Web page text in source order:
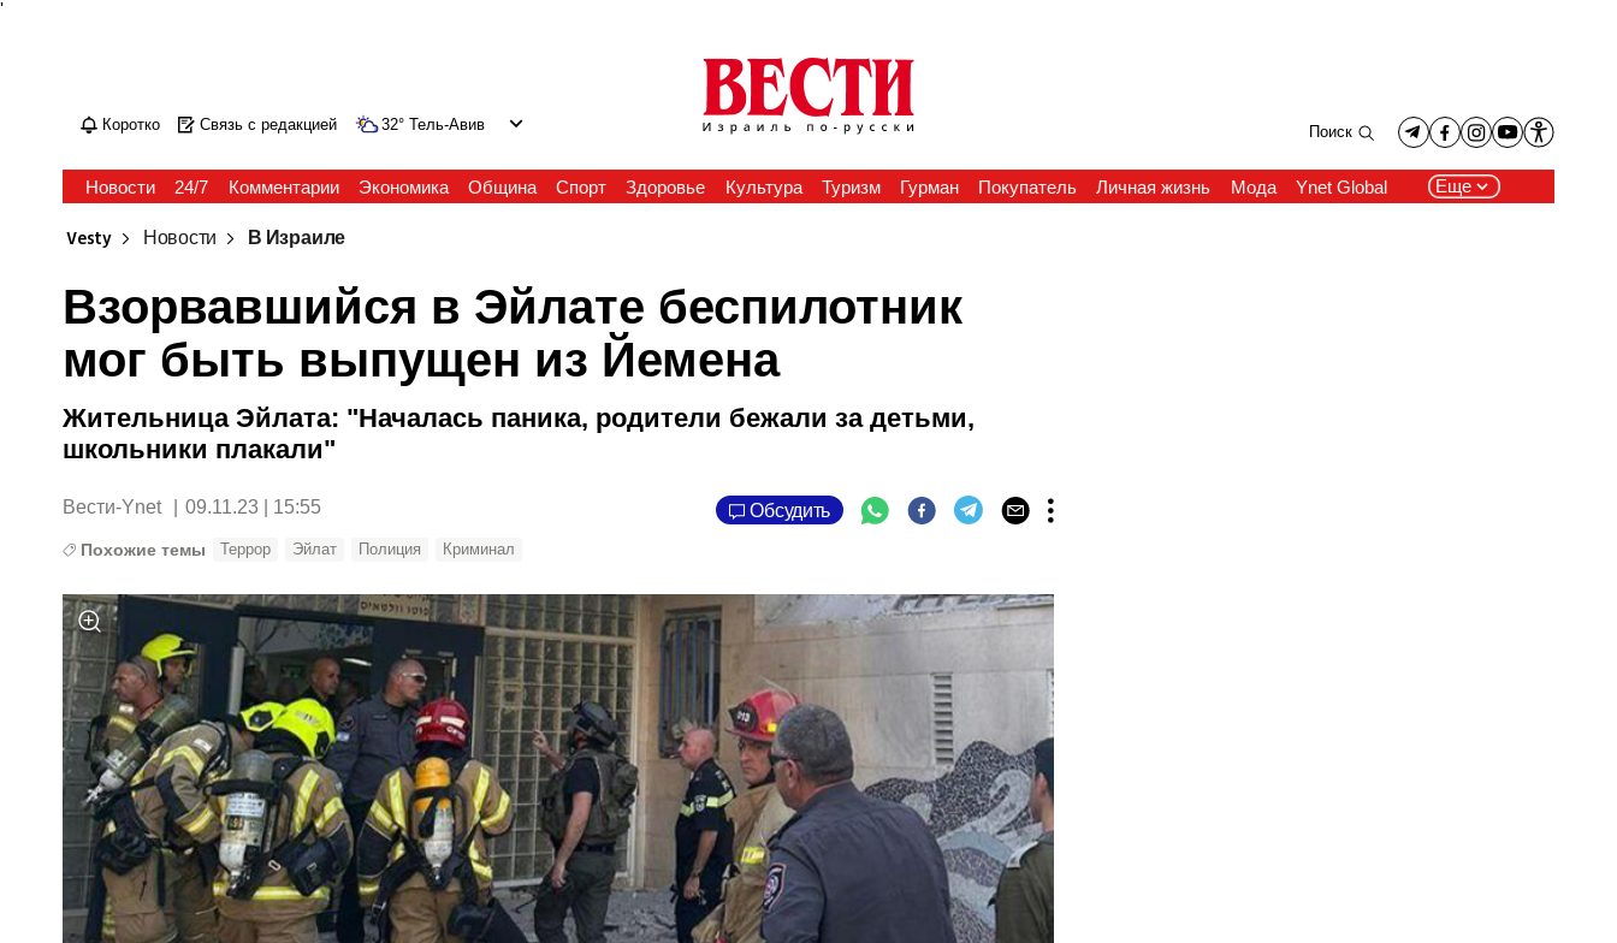
'
Коротко Связь с редакцией 32° Тель-Авив Поиск
Новости 24/7 Комментарии Экономика Община Спорт Здоровье Культура Туризм Гурман Покупатель Личная жизнь Мода Ynet Global Еще
Vesty Новости В Израиле
Взорвавшийся в Эйлате беспилотник
мог быть выпущен из Йемена
Жительница Эйлата: "Началась паника, родители бежали за детьми,
школьники плакали"
Вести-Ynet 09.11.23 | 15:55 Обсудить
Похожие темы Террор Эйлат Полиция Криминал